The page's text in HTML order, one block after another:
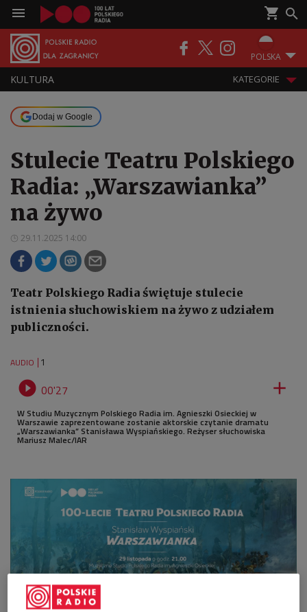
POLSKA
KULTURA KATEGORIE
Dodaj w Google
Stulecie Teatru Polskiego
Radia: „Warszawianka”
na żywo
29.11.2025 14:00
Teatr Polskiego Radia świętuje stulecie
istnienia słuchowiskiem na żywo z udziałem
publiczności.
AUDIO 1
 00'27 
W Studiu Muzycznym Polskiego Radia im. Agnieszki Osieckiej w
Warszawie zaprezentowane zostanie aktorskie czytanie dramatu
„Warszawianka” Stanisława Wyspiańskiego. Reżyser słuchowiska
Mariusz Malec/IAR